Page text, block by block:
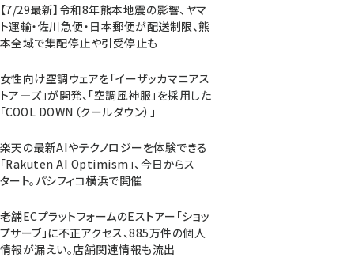
【7/29最新】令和8年熊本地震の影響、ヤマ
ト運輸・佐川急便・日本郵便が配送制限、熊
本全域で集配停止や引受停止も
女性向け空調ウェアを「イーザッカマニアス
トア―ズ」が開発、「空調風神服」を採用した
「COOL DOWN（クールダウン）」
楽天の最新AIやテクノロジーを体験できる
「Rakuten AI Optimism」、今日からス
タート。パシフィコ横浜で開催
老舗ECプラットフォームのEストアー「ショッ
プサーブ」に不正アクセス、885万件の個人
情報が漏えい。店舗関連情報も流出